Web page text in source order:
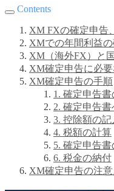
Contents
XM FXの確定申告
XMでの年間利益
XM（海外FX）と
XM確定申告に必
XM確定申告の手順
1. 確定申告
2. 確定申告書
3. 控除額の記
4. 税額の計算
5. 確定申告書
6. 税金の納付
XM確定申告の注意